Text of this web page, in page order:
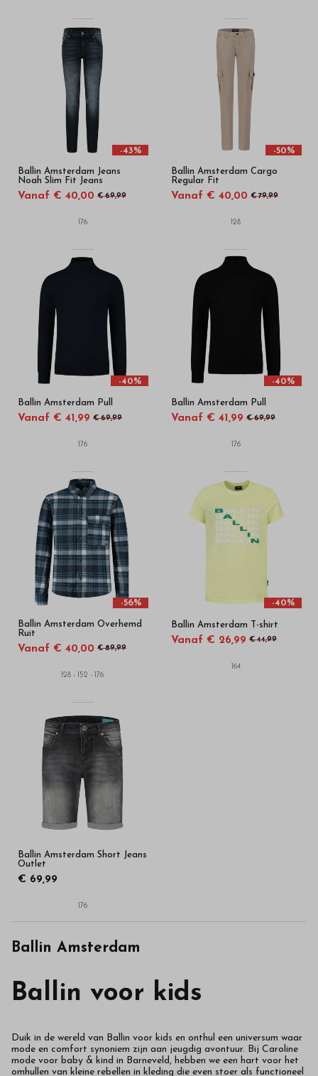
-43%
Ballin Amsterdam Jeans
Noah Slim Fit Jeans
Vanaf € 40,00 € 69,99
176
-50%
Ballin Amsterdam Cargo
Regular Fit
Vanaf € 40,00 € 79,99
128
-40%
Ballin Amsterdam Pull
Vanaf € 41,99 € 69,99
176
-40%
Ballin Amsterdam Pull
Vanaf € 41,99 € 69,99
176
-56%
Ballin Amsterdam Overhemd
Ruit
Vanaf € 40,00 € 89,99
128 - 152 - 176
-40%
Ballin Amsterdam T-shirt
Vanaf € 26,99 € 44,99
164
Ballin Amsterdam Short Jeans
Outlet
€ 69,99
176
Ballin Amsterdam
Ballin voor kids
Duik in de wereld van Ballin voor kids en onthul een universum waar
mode en comfort synoniem zijn aan jeugdig avontuur. Bij Caroline
mode voor baby & kind in Barneveld, hebben we een hart voor het
omhullen van kleine rebellen in kleding die even stoer als functioneel